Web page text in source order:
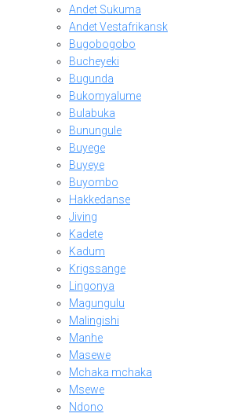
Andet Sukuma
Andet Vestafrikansk
Bugobogobo
Bucheyeki
Bugunda
Bukomyalume
Bulabuka
Bunungule
Buyege
Buyeye
Buyombo
Hakkedanse
Jiving
Kadete
Kadum
Krigssange
Lingonya
Magungulu
Malingishi
Manhe
Masewe
Mchaka mchaka
Msewe
Ndono